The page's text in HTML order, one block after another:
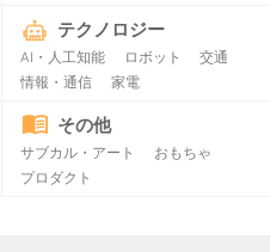
テクノロジー
AI・人工知能 ロボット
交通
情報・通信
家電
その他
サブカル・アート
おもちゃ
プロダクト